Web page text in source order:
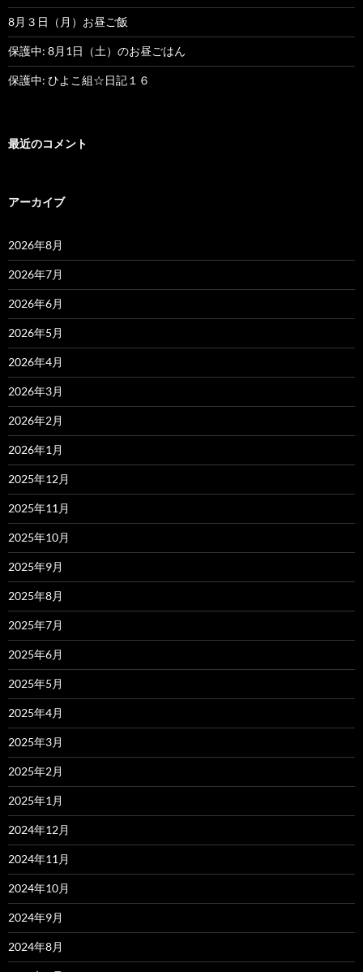
8月３日（月）お昼ご飯
保護中: 8月1日（土）のお昼ごはん
保護中: ひよこ組☆日記１６
最近のコメント
アーカイブ
2026年8月
2026年7月
2026年6月
2026年5月
2026年4月
2026年3月
2026年2月
2026年1月
2025年12月
2025年11月
2025年10月
2025年9月
2025年8月
2025年7月
2025年6月
2025年5月
2025年4月
2025年3月
2025年2月
2025年1月
2024年12月
2024年11月
2024年10月
2024年9月
2024年8月